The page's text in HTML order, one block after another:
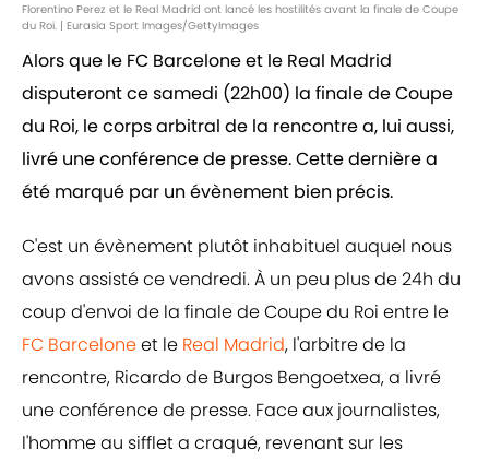
Florentino Perez et le Real Madrid ont lancé les hostilités avant la finale de Coupe
du Roi. | Eurasia Sport Images/GettyImages
Alors que le FC Barcelone et le Real Madrid
disputeront ce samedi (22h00) la finale de Coupe
du Roi, le corps arbitral de la rencontre a, lui aussi,
livré une conférence de presse. Cette dernière a
été marqué par un évènement bien précis.
C'est un évènement plutôt inhabituel auquel nous
avons assisté ce vendredi. À un peu plus de 24h du
coup d'envoi de la finale de Coupe du Roi entre le
FC Barceloneet le Real Madrid, l'arbitre de la
rencontre, Ricardo de Burgos Bengoetxea, a livré
une conférence de presse. Face aux journalistes,
l'homme au sifflet a craqué, revenant sur les